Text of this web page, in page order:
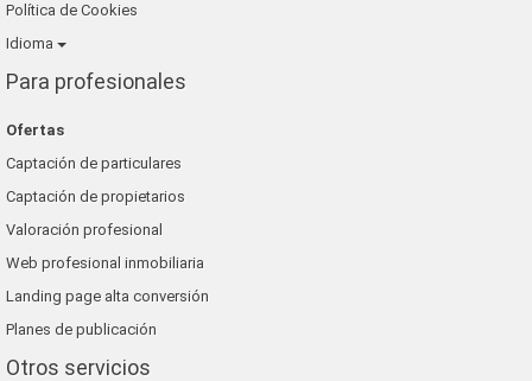
Política de Cookies
Idioma
Para profesionales
Ofertas
Captación de particulares
Captación de propietarios
Valoración profesional
Web profesional inmobiliaria
Landing page alta conversión
Planes de publicación
Otros servicios